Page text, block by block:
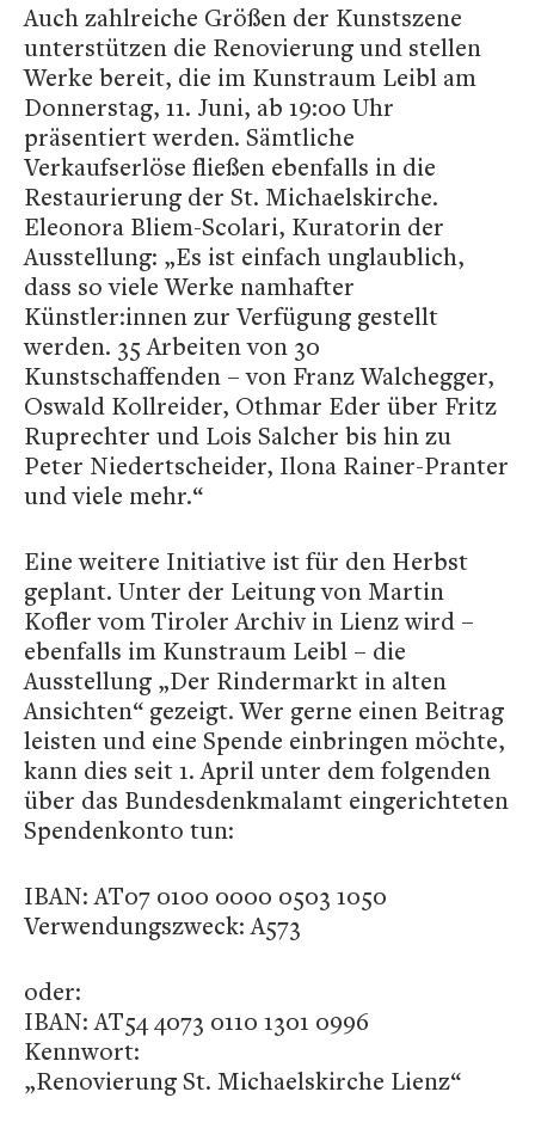
Auch zahlreiche Größen der Kunstszene
unterstützen die Renovierung und stellen
Werke bereit, die im Kunstraum Leibl am
Donnerstag, 11. Juni, ab 19:00 Uhr
präsentiert werden. Sämtliche
Verkaufserlöse fließen ebenfalls in die
Restaurierung der St. Michaelskirche.
Eleonora Bliem-Scolari, Kuratorin der
Ausstellung: „Es ist einfach unglaublich,
dass so viele Werke namhafter
Künstler:innen zur Verfügung gestellt
werden. 35 Arbeiten von 30
Kunstschaffenden – von Franz Walchegger,
Oswald Kollreider, Othmar Eder über Fritz
Ruprechter und Lois Salcher bis hin zu
Peter Niedertscheider, Ilona Rainer-Pranter
und viele mehr.“
Eine weitere Initiative ist für den Herbst
geplant. Unter der Leitung von Martin
Kofler vom Tiroler Archiv in Lienz wird –
ebenfalls im Kunstraum Leibl – die
Ausstellung „Der Rindermarkt in alten
Ansichten“ gezeigt. Wer gerne einen Beitrag
leisten und eine Spende einbringen möchte,
kann dies seit 1. April unter dem folgenden
über das Bundesdenkmalamt eingerichteten
Spendenkonto tun:
IBAN: AT07 0100 0000 0503 1050
Verwendungszweck: A573
oder:
IBAN: AT54 4073 0110 1301 0996
Kennwort:
„Renovierung St. Michaelskirche Lienz“